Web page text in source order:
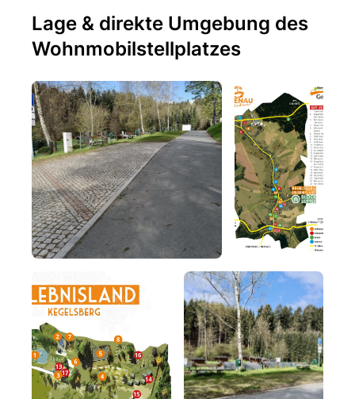
Lage & direkte Umgebung des
Wohnmobilstellplatzes